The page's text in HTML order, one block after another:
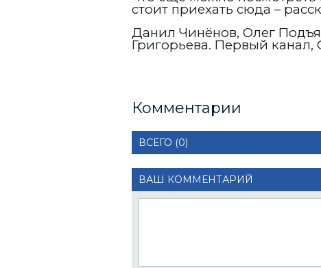
стоит приехать сюда –
Данил Чинёнов, Олег
Григорьева. Первый канал,
Комментарии
ВСЕГО (0)
ВАШ КОММЕНТАРИЙ